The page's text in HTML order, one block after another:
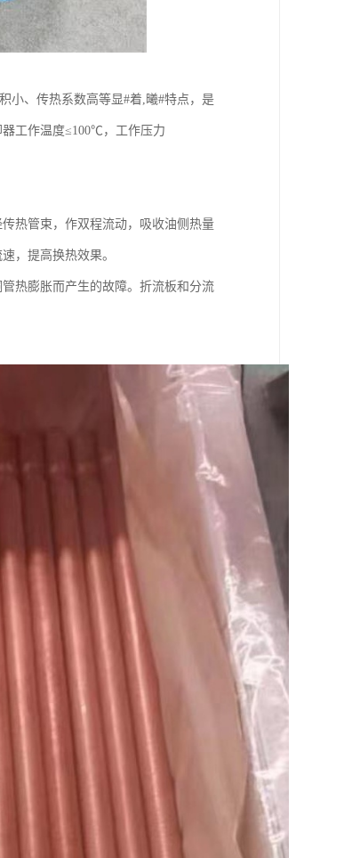
小、传热系数高等显#着,曦#特点，是
工作温度≤100℃，工作压力
热管束，作双程流动，吸收油侧热量
，提高换热效果。
热膨胀而产生的故障。折流板和分流